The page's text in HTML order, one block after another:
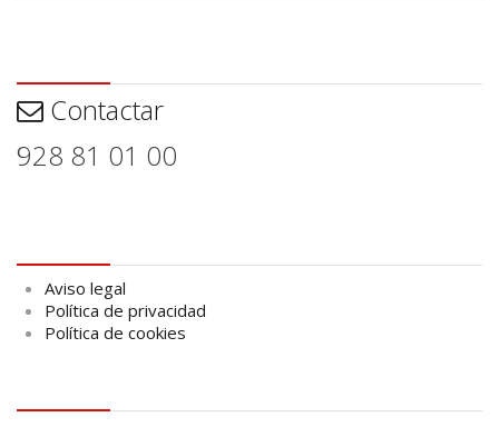
Contactar
928 81 01 00
Aviso legal
Política de privacidad
Política de cookies